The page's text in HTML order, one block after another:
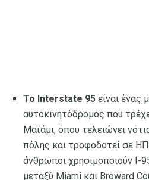
Το Interstate 95 είναι ένας
αυτοκινητόδρομος που
Μαϊάμι, όπου τελειώνει
πόλης και τροφοδοτεί σε
άνθρωποι χρησιμοποιούν I-
μεταξύ Miami και Broward